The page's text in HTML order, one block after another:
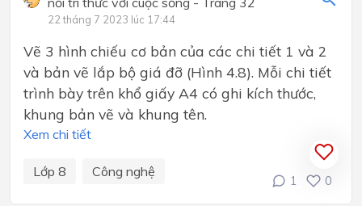
22 tháng 7 2023 lúc 17:44
Vẽ 3 hình chiếu cơ bản của các chi tiết 1 và 2
và bản vẽ lắp bộ giá đỡ (Hình 4.8). Mỗi chi tiết
trình bày trên khổ giấy A4 có ghi kích thước,
khung bản vẽ và khung tên.
Xem chi tiết
Lớp 8 Công nghệ
1 0